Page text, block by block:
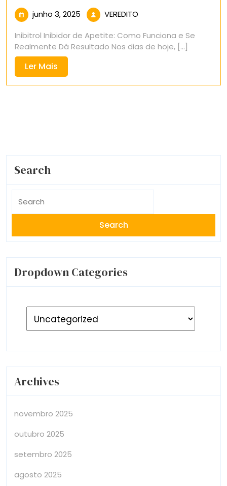
junho 3, 2025 junho
2025
VEREDITO
Inibitrol Inibidor de Apetite: Como Funciona e Se
Realmente Dá Resultado Nos dias de hoje, [...]
Ler Mais
Mais
Search
for:
Dropdown Categories
Archives
novembro 2025
outubro 2025
setembro 2025
agosto 2025